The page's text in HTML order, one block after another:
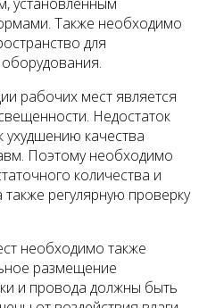
установленным
Также необходимо
для
рабочих мест является
Недостаток
качества
Поэтому необходимо
количества и
также регулярную проверку
необходимо также
размещение
и провода должны быть